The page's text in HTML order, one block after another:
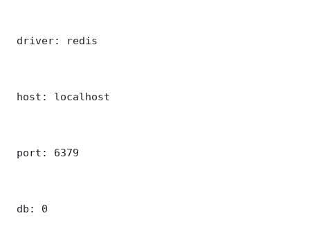
driver: redis
host: localhost
port: 6379
db: 0